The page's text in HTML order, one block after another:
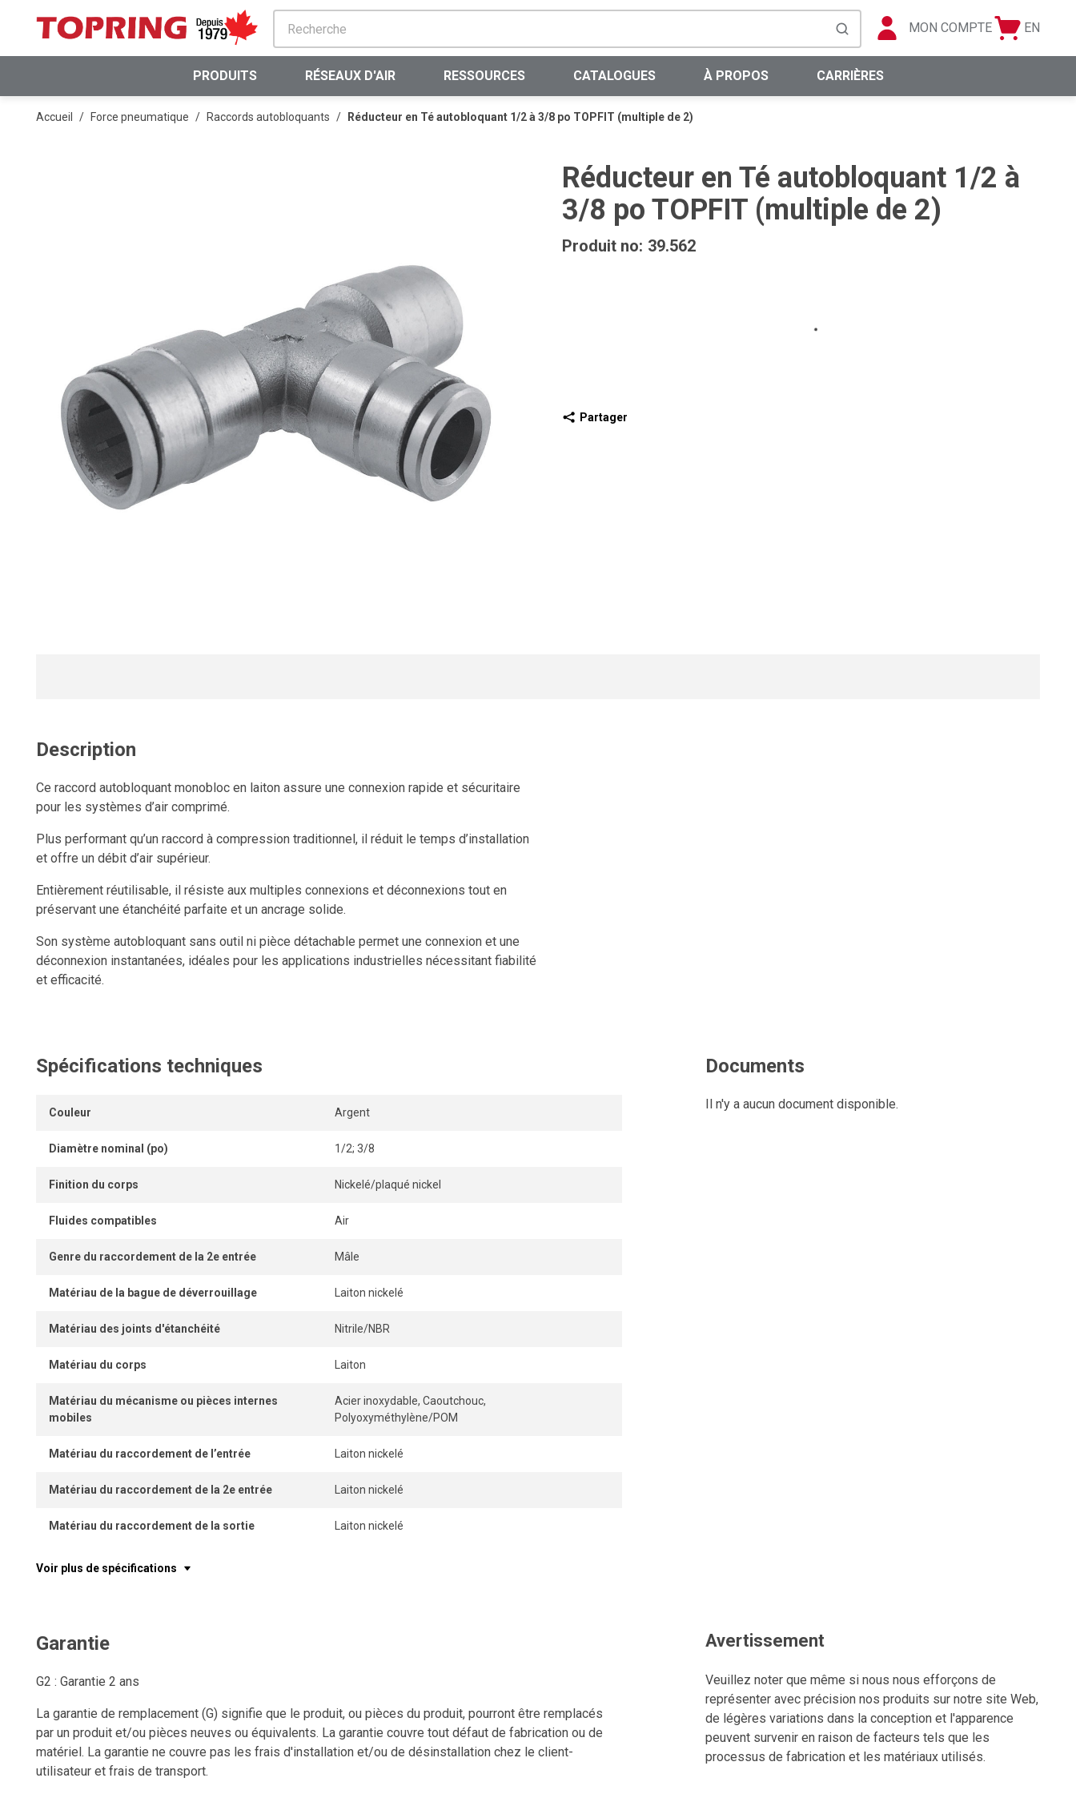
PASSER AU CONTENU PRINCIPAL
soumettre la recherche
MON COMPTE
Panier
Langue
EN
PRODUITS RÉSEAUX D'AIR RESSOURCES CATALOGUES À PROPOS CARRIÈRES
Accueil / Force pneumatique / Raccords autobloquants / Réducteur en Té autobloquant 1/2 à 3/8 po TOPFIT (multiple de 2)
Réducteur en Té autobloquant 1/2 à
3/8 po TOPFIT (multiple de 2)
Produit no: 39.562
Partager
Description
Ce raccord autobloquant monobloc en laiton assure une connexion rapide et sécuritaire
pour les systèmes d’air comprimé.
Plus performant qu’un raccord à compression traditionnel, il réduit le temps d’installation
et offre un débit d’air supérieur.
Entièrement réutilisable, il résiste aux multiples connexions et déconnexions tout en
préservant une étanchéité parfaite et un ancrage solide.
Son système autobloquant sans outil ni pièce détachable permet une connexion et une
déconnexion instantanées, idéales pour les applications industrielles nécessitant fiabilité
et efficacité.
Spécifications techniques
Couleur Argent
Diamètre nominal (po) 1/2; 3/8
Finition du corps Nickelé/plaqué nickel
Fluides compatibles Air
Genre du raccordement de la 2e entrée Mâle
Matériau de la bague de déverrouillage Laiton nickelé
Matériau des joints d'étanchéité Nitrile/NBR
Matériau du corps Laiton
Matériau du mécanisme ou pièces internes
mobiles
Acier inoxydable, Caoutchouc,
Polyoxyméthylène/POM
Matériau du raccordement de l’entrée Laiton nickelé
Matériau du raccordement de la 2e entrée Laiton nickelé
Matériau du raccordement de la sortie Laiton nickelé
Voir plus de spécifications
Documents
Il n'y a aucun document disponible.
Garantie
G2 : Garantie 2 ans
La garantie de remplacement (G) signifie que le produit, ou pièces du produit, pourront être remplacés
par un produit et/ou pièces neuves ou équivalents. La garantie couvre tout défaut de fabrication ou de
matériel. La garantie ne couvre pas les frais d'installation et/ou de désinstallation chez le client-
utilisateur et frais de transport.
Avertissement
Veuillez noter que même si nous nous efforçons de
représenter avec précision nos produits sur notre site Web,
de légères variations dans la conception et l'apparence
peuvent survenir en raison de facteurs tels que les
processus de fabrication et les matériaux utilisés.